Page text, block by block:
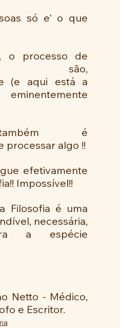
só e' o que
o processo de
são,
(e aqui está a
é
processar algo !!
efetivamente
Impossível!!
Filosofia é uma
necessária,
a espécie
Netto - Médico,
e Escritor.